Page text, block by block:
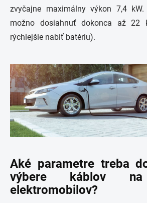
zvyčajne maximálny výkon 7,4
možno dosiahnuť dokonca až 22
rýchlejšie nabiť batériu).
Aké parametre treba
výbere káblov na
elektromobilov?